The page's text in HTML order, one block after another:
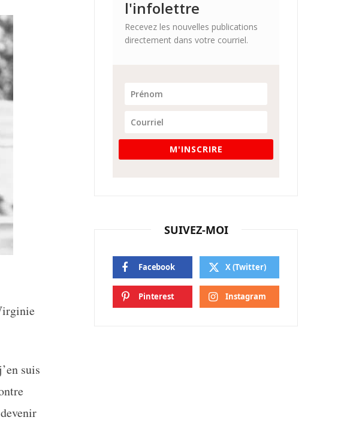
suis
l'infolettre
Recevez les nouvelles publications
directement dans votre courriel.
M'INSCRIRE
SUIVEZ-MOI
Facebook X (Twitter)
Pinterest Instagram